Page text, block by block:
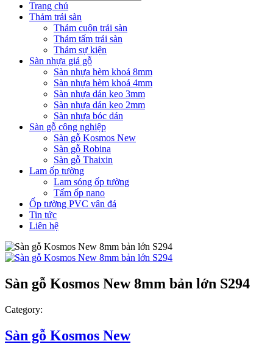
Trang chủ
Thảm trải sàn
Thảm cuộn trải sàn
Thảm tấm trải sàn
Thảm sự kiện
Sàn nhựa giả gỗ
Sàn nhựa hèm khoá 8mm
Sàn nhựa hèm khoá 4mm
Sàn nhựa dán keo 3mm
Sàn nhựa dán keo 2mm
Sàn nhựa bóc dán
Sàn gỗ công nghiệp
Sàn gỗ Kosmos New
Sàn gỗ Robina
Sàn gỗ Thaixin
Lam ốp tường
Lam sóng ốp tường
Tấm ốp nano
Ốp tường PVC vân đá
Tin tức
Liên hệ
Sàn gỗ Kosmos New 8mm bản lớn S294
Category:
Sàn gỗ Kosmos New